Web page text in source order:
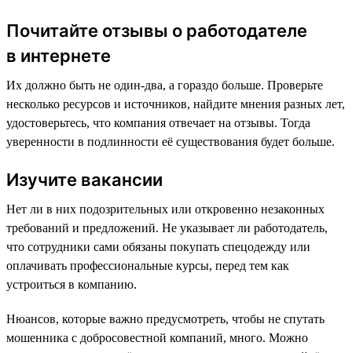
Почитайте отзывы о работодателе
в интернете
Их должно быть не один-два, а гораздо больше. Проверьте
несколько ресурсов и источников, найдите мнения разных лет,
удостоверьтесь, что компания отвечает на отзывы. Тогда
уверенности в подлинности её существования будет больше.
Изучите вакансии
Нет ли в них подозрительных или откровенно незаконных
требований и предложений. Не указывает ли работодатель,
что сотрудники сами обязаны покупать спецодежду или
оплачивать профессиональные курсы, перед тем как
устроиться в компанию.
Нюансов, которые важно предусмотреть, чтобы не спутать
мошенника с добросовестной компаний, много. Можно